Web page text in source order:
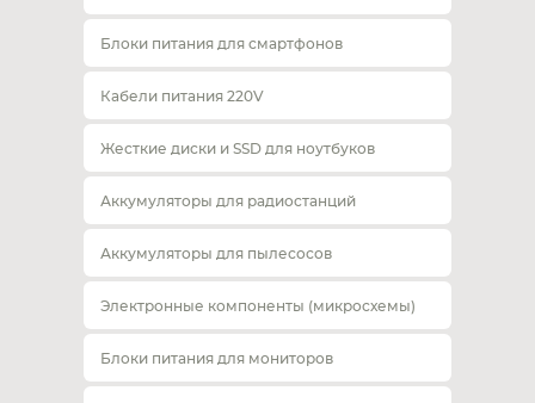
Блоки питания для смартфонов
Кабели питания 220V
Жесткие диски и SSD для ноутбуков
Аккумуляторы для радиостанций
Аккумуляторы для пылесосов
Электронные компоненты (микросхемы)
Блоки питания для мониторов